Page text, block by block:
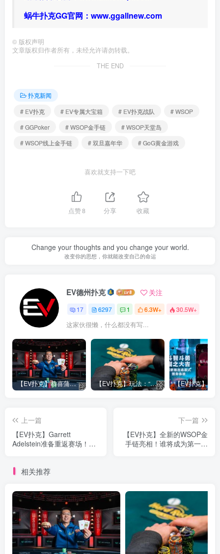
蜗牛扑克GG官网： www.ggallnew.com
© 版权声明
文章版权归作者所有，未经允许请勿转载。
THE END
扑克新闻
# EV扑克
# EV专属大宝箱 # EV扑克战队
# WSOP
# GGPoker
# WSOP金手链
# WSOP天堂岛
# WSOP线上金手链
# 双旦嘉年华 # GoG黄金游戏
喜欢就支持一下吧
点赞8 分享 收藏
Change your thoughts and you change your world.
改变你的思想，你就能改变自己的命运
EV德州扑克 关注
17 6297 1 6.3W+ 30.5W+
这家伙很懒，什么都没有写...
【EV扑克】恭喜蒲蔚然赛事#65夺冠，收获国人2023WSOP第六条金手链，奖金93万刀！ 【EV扑克】玩法：“松弱鱼/松凶鱼打法”的基本攻略
上一篇
【EV扑克】Garrett
Adelstein准备重返赛场！有
下一篇
【EV扑克】全新的WSOP金
手链亮相！谁将成为第一个
相关推荐